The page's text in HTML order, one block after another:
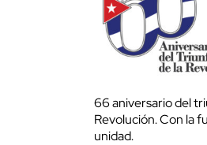
66 aniversario del
Revolución. Con la
unidad.